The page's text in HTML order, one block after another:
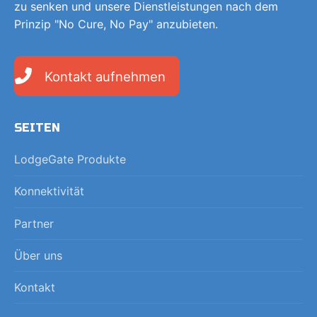
zu senken und unsere Dienstleistungen nach dem
Prinzip "No Cure, No Pay" anzubieten.
Kontakt aufnehmen
SEITEN
LodgeGate Produkte
Konnektivität
Partner
Über uns
Kontakt